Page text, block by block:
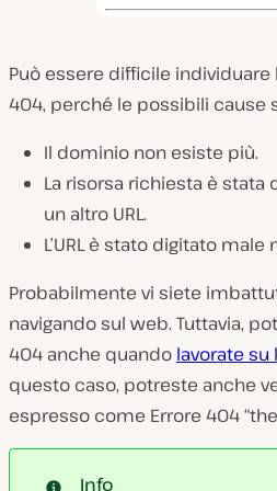
Può essere difficile
404, perché le possibili cause
Il dominio non esiste più.
La risorsa richiesta è stata
un altro URL.
L’URL è stato digitato male
Probabilmente vi siete
navigando sul web. Tuttavia,
404 anche quando lavorate
questo caso, potreste anche
espresso come Errore 404
Info